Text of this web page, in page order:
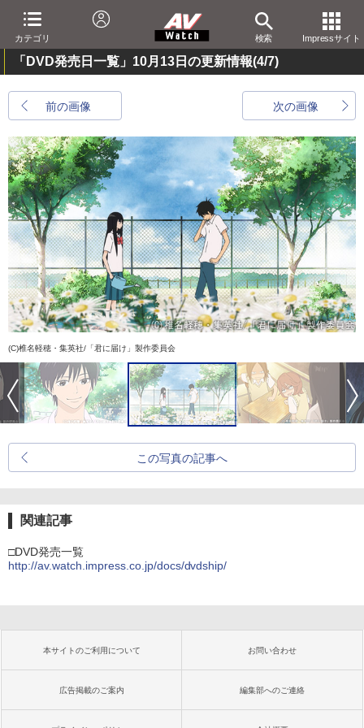
カテゴリ 検索 Impressサイト
「DVD発売日一覧」10月13日の更新情報(4/7)
前の画像 次の画像
(C)椎名軽穂・集英社/「君に届け」製作委員会
この写真の記事へ
関連記事
□DVD発売一覧
http://av.watch.impress.co.jp/docs/dvdship/
本サイトのご利用について お問い合わせ
広告掲載のご案内 編集部へのご連絡